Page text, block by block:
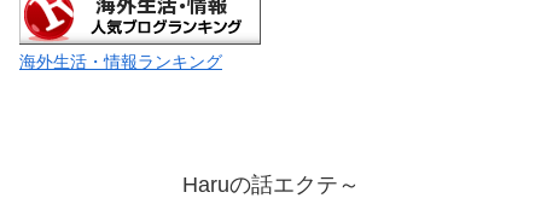
海外生活・情報ランキング
Haruの話エクテ～